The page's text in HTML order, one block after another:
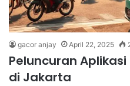
gacor anjay April 22, 2025
Peluncuran
di Jakarta